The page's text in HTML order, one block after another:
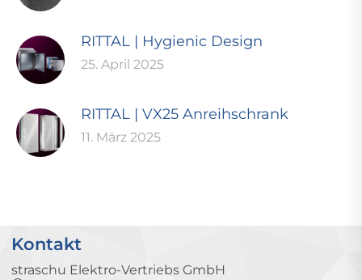
RITTAL | Hygienic Design
25. April 2025
RITTAL | VX25 Anreihschrank
11. März 2025
Kontakt
straschu Elektro-Vertriebs GmbH